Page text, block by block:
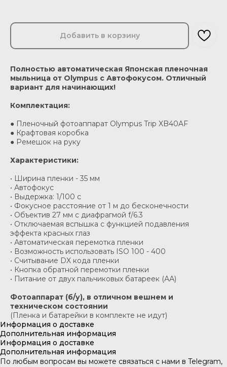
Добавить в корзину
Полностью автоматическая Японская пленочная
мыльница от Olympus с Автофокусом. Отличный
вариант для начинающих!
Комплектация:
● Пленочный фотоаппарат Olympus Trip XB40AF
● Крафтовая коробка
● Ремешок на руку
Характеристики:
• Ширина пленки - 35 мм
• Автофокус
• Выдержка: 1/100 с
• Фокусное расстояние от 1 м до бесконечности
• Объектив 27 мм с диафрагмой f/6.3
• Отключаемая вспышка с функцией подавления
эффекта красных глаз
• Автоматическая перемотка пленки
• Возможность использовать ISO 100 - 400
• Считывание DX кода пленки
• Кнопка обратной перемотки пленки
• Питание от двух пальчиковых батареек (АА)
Фотоаппарат (б/у), в отличном вешнем и
техническом состоянии
(Пленка и батарейки в комплекте не идут)
Информация о доставке
Дополнительная информация
Информация о доставке
Дополнительная информация
По любым вопросам вы можете связаться с нами в Telegram,